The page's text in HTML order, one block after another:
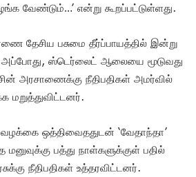
வேண்டும்…’ என்று கூறப்பட்டுள்ளது.
தேசிய பசுமை தீர்ப்பாயத்தில் இன்று
அப்போது, ஸ்டெர்லைட் ஆலையை மூடுவது
அரசாணைக்கு நீதிபதிகள் அமர்வில்
மறுத்துவிட்டனர்.
ஒத்திவைததுடன் ‘வேதாந்தா’
பத்து நாள்களுக்குள் பதில்
நீதிபதிகள் உத்தரவிட்டனர்.